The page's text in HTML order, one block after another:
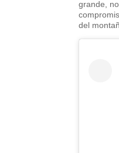
grande,
del